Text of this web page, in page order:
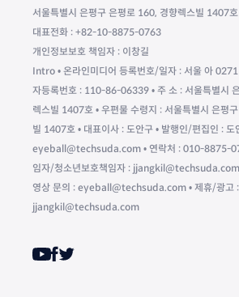
서울특별시 은평구 은평로 160, 경향렉스빌 1407호
대표전화 : +82-10-8875-0763
개인정보보호 책임자 : 이창길
Intro • 온라인미디어 등록번호/일자 : 서울 아
자등록번호 : 110-86-06339 • 주 소 : 서울특별시
렉스빌 1407호 • 우편물 수령지 : 서울특별시 은평
빌 1407호 • 대표이사 : 도안구 • 발행인/편집인 : 도
eyeball@techsuda.com • 연락처 : 010-8875-
임자/청소년보호책임자 :
영상 문의 : eyeball@techsuda.com • 제휴/광고 :
jjangkil@techsuda.com